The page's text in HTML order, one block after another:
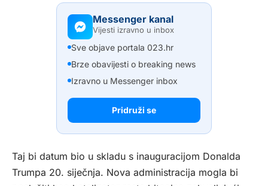
Messenger kanal
Vijesti izravno u inbox
Sve objave portala 023.hr
Brze obavijesti o breaking news
Izravno u Messenger inbox
Pridruži se
Taj bi datum bio u skladu s inauguracijom Donalda
Trumpa 20. siječnja. Nova administracija mogla bi